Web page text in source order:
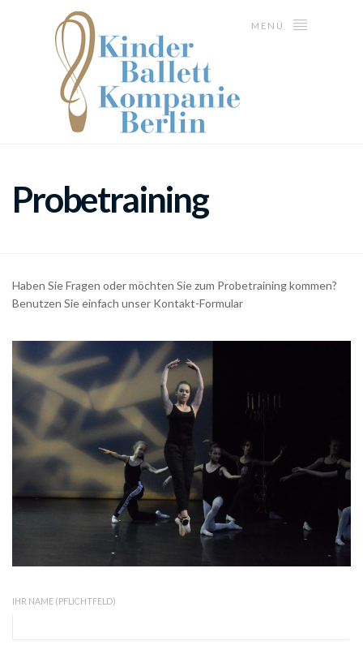
MENÜ
Probetraining
Haben Sie Fragen oder möchten Sie zum Probetraining kommen?
Benutzen Sie einfach unser Kontakt-Formular
IHR NAME (PFLICHTFELD)